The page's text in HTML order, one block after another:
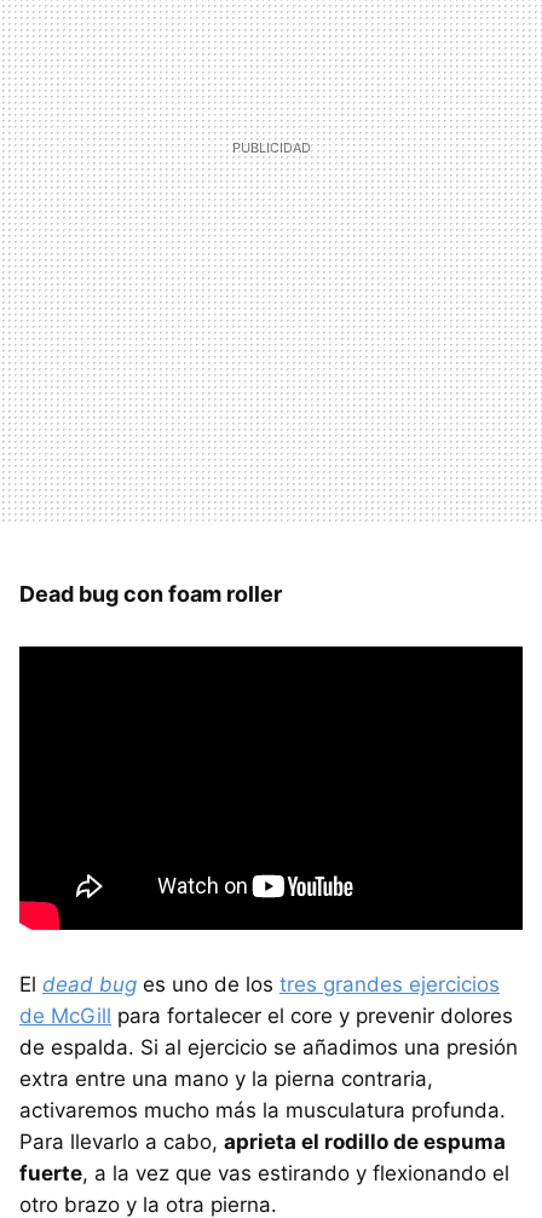
Dead bug con foam roller
El dead bug es uno de los tres grandes ejercicios
de McGill para fortalecer el core y prevenir dolores
de espalda. Si al ejercicio se añadimos una presión
extra entre una mano y la pierna contraria,
activaremos mucho más la musculatura profunda.
Para llevarlo a cabo, aprieta el rodillo de espuma
fuerte, a la vez que vas estirando y flexionando el
otro brazo y la otra pierna.